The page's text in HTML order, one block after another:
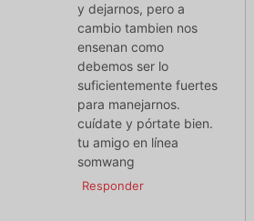
y dejarnos, pero a
cambio tambien nos
ensenan como
debemos ser lo
suficientemente fuertes
para manejarnos.
cuídate y pórtate bien.
tu amigo en línea
somwang
Responder